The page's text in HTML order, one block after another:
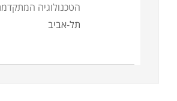
הסמכה ותעודה
עם סיום הקורס זכאים
הטכנולוגיה
תל-אביב